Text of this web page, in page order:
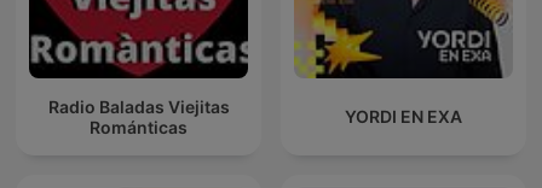
Radio Baladas Viejitas
Románticas
YORDI EN EXA